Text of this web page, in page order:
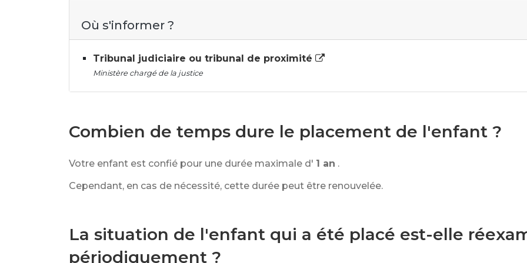
Où s'informer ?
Tribunal judiciaire ou tribunal de proximité
Ministère chargé de la justice
Combien de temps dure le placement de l'enfant ?
Votre enfant est confié pour une durée maximale d' 1 an .
Cependant, en cas de nécessité, cette durée peut être renouvelée.
La situation de l'enfant qui a été placé est-elle
périodiquement ?